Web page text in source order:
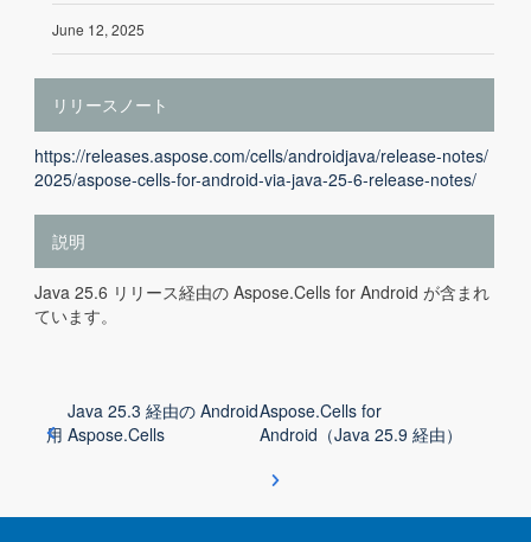
June 12, 2025
リリースノート
https://releases.aspose.com/cells/androidjava/release-notes/
2025/aspose-cells-for-android-via-java-25-6-release-notes/
説明
Java 25.6 リリース経由の Aspose.Cells for Android が含まれ
ています。
Java 25.3 経由の Android
用 Aspose.Cells
Aspose.Cells for
Android（Java 25.9 経由）